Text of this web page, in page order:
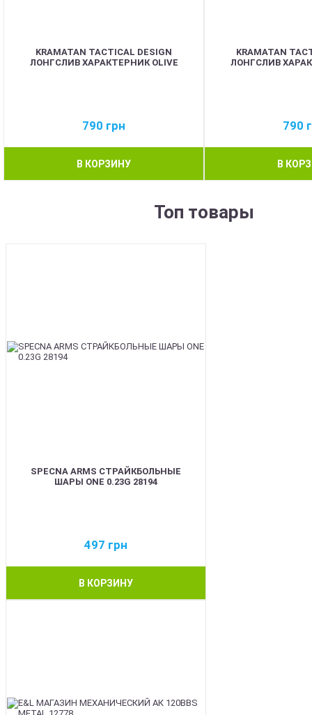
KRAMATAN TACTICAL DESIGN
ЛОНГСЛИВ ХАРАКТЕРНИК OLIVE
790 грн
В КОРЗИНУ
KRAMATAN
ЛОНГСЛИВ
790
В
Топ товары
SPECNA ARMS СТРАЙКБОЛЬНЫЕ
ШАРЫ ONE 0.23G 28194
497 грн
В КОРЗИНУ